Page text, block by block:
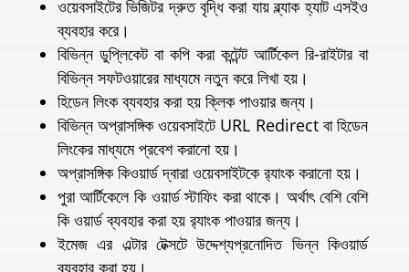
ওয়েবসাইটের ভিজিটর দ্রুত বৃদ্ধি করা যায় ব্ল্যাক হ্যাট এসইও
ব্যবহার করে।
বিভিন্ন ডুপ্লিকেট বা কপি করা কন্টেন্ট আর্টিকেল রি-রাইটার বা
বিভিন্ন সফটওয়ারের মাধ্যমে নতুন করে লিখা হয়।
হিডেন লিংক ব্যবহার করা হয় ক্লিক পাওয়ার জন্য।
বিভিন্ন অপ্রাসঙ্গিক ওয়েবসাইটে URL Redirect বা হিডেন
লিংকের মাধ্যমে প্রবেশ করানো হয়।
অপ্রাসঙ্গিক কিওয়ার্ড দ্বারা ওয়েবসাইটকে র‍্যাংক করানো হয়।
পুরা আর্টিকেলে কি ওয়ার্ড স্টাফিং করা থাকে। অর্থাৎ বেশি বেশি
কি ওয়ার্ড ব্যবহার করা হয় র‍্যাংক পাওয়ার জন্য।
ইমেজ এর এল্টার টেক্সটে উদ্দেশ্যপ্রনোদিত ভিন্ন কিওয়ার্ড
ব্যবহার করা হয়।